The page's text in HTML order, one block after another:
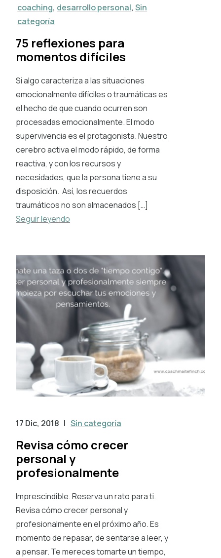
coaching, desarrollo personal,Sin
categoría
75 reflexiones para
momentos difíciles
Si algo caracteriza a las situaciones
emocionalmente difíciles o traumáticas es
el hecho de que cuando ocurren son
procesadas emocionalmente. El modo
supervivencia es el protagonista. Nuestro
cerebro activa el modo rápido, de forma
reactiva, y con los recursos y
necesidades, que la persona tiene a su
disposición. Así, los recuerdos
traumáticos no son almacenados […]
Seguir leyendo
17 Dic, 2018 | Sin categoría
Revisa cómo crecer
personal y
profesionalmente
Imprescindible. Reserva un rato para ti.
Revisa cómo crecer personal y
profesionalmente en el próximo año. Es
momento de repasar, de sentarse a leer, y
a pensar. Te mereces tomarte un tiempo,